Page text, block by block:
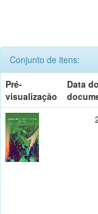
Conjunto de itens:
Pré-
visualização
Data do